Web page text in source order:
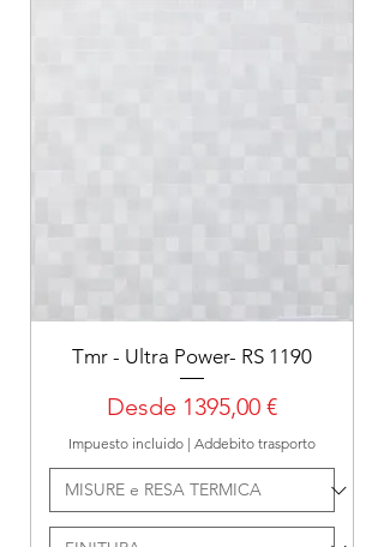
Tmr - Ultra Power- RS 1190
Desde 1395,00 €
Precio de oferta
Impuesto incluido | Addebito trasporto